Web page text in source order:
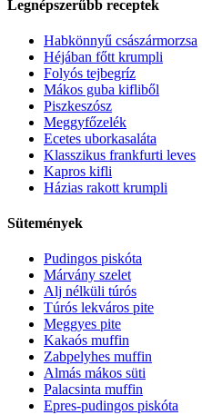
Legnépszerűbb receptek
Habkönnyű császármorzsa
Héjában főtt krumpli
Folyós tejbegríz
Mákos guba kifliből
Piszkeszósz
Meggyfőzelék
Ecetes uborkasaláta
Klasszikus frankfurti leves
Kapros kifli
Házias rakott krumpli
Sütemények
Pudingos piskóta
Márvány szelet
Alj nélküli túrós
Túrós lekváros pite
Meggyes pite
Kakaós muffin
Zabpelyhes muffin
Almás mákos süti
Palacsinta muffin
Epres-pudingos piskóta